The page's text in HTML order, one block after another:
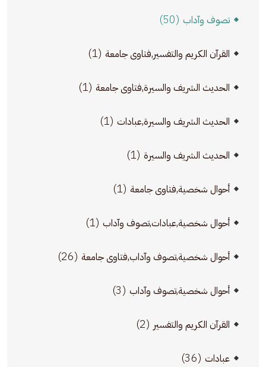
تصوف وآداب (50)
القرآن الكريم والتفسير,فتاوى جامعة (1)
الحديث الشريف والسيرة,فتاوى جامعة (1)
الحديث الشريف والسيرة,عبادات (1)
الحديث الشريف والسيرة (1)
أحوال شخصية,فتاوى جامعة (1)
أحوال شخصية,عبادات,تصوف وآداب (1)
أحوال شخصية,تصوف وآداب,فتاوى جامعة (26)
أحوال شخصية,تصوف وآداب (3)
القرآن الكريم والتفسير (2)
عبادات (36)